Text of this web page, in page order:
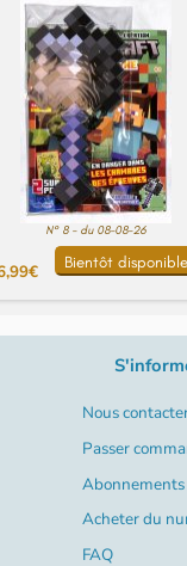
N° 8 - du 08-08-26
Bientôt disponible
Nous
Passer
Abonnements
Acheter du
FAQ